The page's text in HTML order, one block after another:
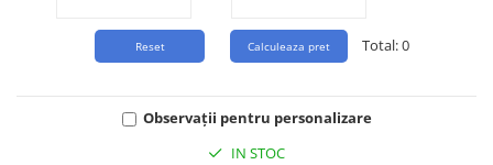
Total:0
Observații pentru personalizare
IN STOC